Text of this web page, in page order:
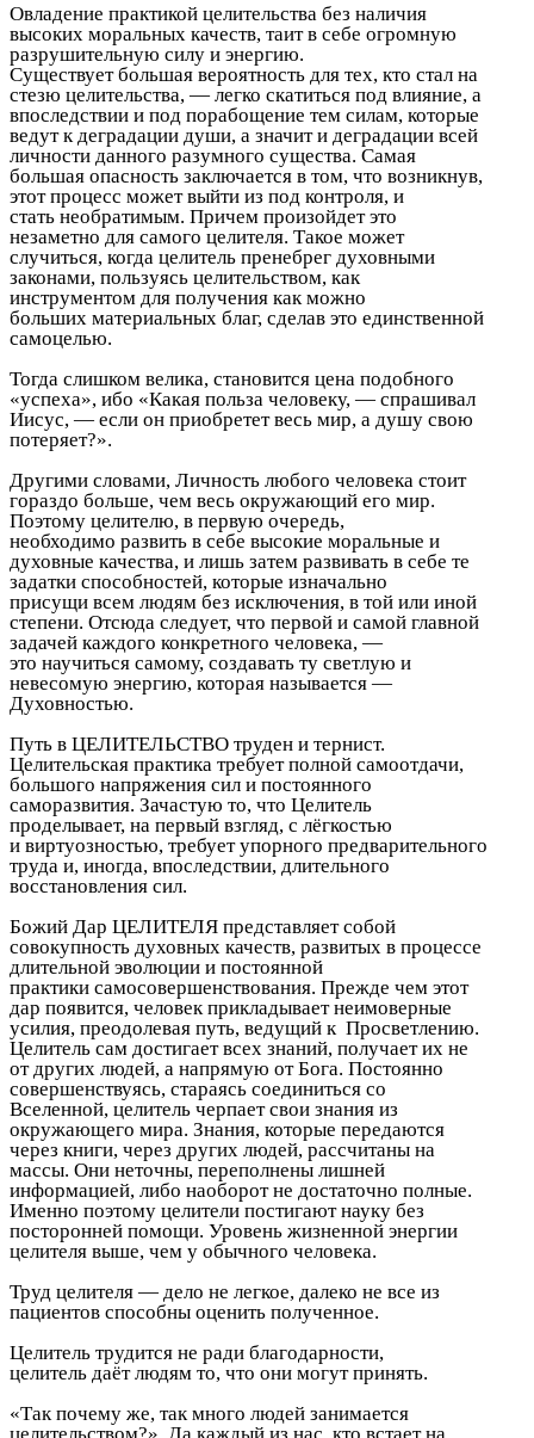
Овладение практикой целительства без наличия
высоких моральных качеств, таит в себе огромную
разрушительную силу и энергию.
Существует большая вероятность для тех, кто стал на
стезю целительства, — легко скатиться под влияние, а
впоследствии и под порабощение тем силам, которые
ведут к деградации души, а значит и деградации всей
личности данного разумного существа. Самая
большая опасность заключается в том, что возникнув,
этот процесс может выйти из под контроля, и
стать необратимым. Причем произойдет это
незаметно для самого целителя. Такое может
случиться, когда целитель пренебрег духовными
законами, пользуясь целительством, как
инструментом для получения как можно
больших материальных благ, сделав это единственной
самоцелью.
Тогда слишком велика, становится цена подобного
«успеха», ибо «Какая польза человеку, — спрашивал
Иисус, — если он приобретет весь мир, а душу свою
потеряет?».
Другими словами, Личность любого человека стоит
гораздо больше, чем весь окружающий его мир.
Поэтому целителю, в первую очередь,
необходимо развить в себе высокие моральные и
духовные качества, и лишь затем развивать в себе те
задатки способностей, которые изначально
присущи всем людям без исключения, в той или иной
степени. Отсюда следует, что первой и самой главной
задачей каждого конкретного человека, —
это научиться самому, создавать ту светлую и
невесомую энергию, которая называется —
Духовностью.
Путь в ЦЕЛИТЕЛЬСТВО труден и тернист.
Целительская практика требует полной самоотдачи,
большого напряжения сил и постоянного
саморазвития. Зачастую то, что Целитель
проделывает, на первый взгляд, с лёгкостью
и виртуозностью, требует упорного предварительного
труда и, иногда, впоследствии, длительного
восстановления сил.
Божий Дар ЦЕЛИТЕЛЯ представляет собой
совокупность духовных качеств, развитых в процессе
длительной эволюции и постоянной
практики самосовершенствования. Прежде чем этот
дар появится, человек прикладывает неимоверные
усилия, преодолевая путь, ведущий к Просветлению.
Целитель сам достигает всех знаний, получает их не
от других людей, а напрямую от Бога. Постоянно
совершенствуясь, стараясь соединиться со
Вселенной, целитель черпает свои знания из
окружающего мира. Знания, которые передаются
через книги, через других людей, рассчитаны на
массы. Они неточны, переполнены лишней
информацией, либо наоборот не достаточно полные.
Именно поэтому целители постигают науку без
посторонней помощи. Уровень жизненной энергии
целителя выше, чем у обычного человека.
Труд целителя — дело не легкое, далеко не все из
пациентов способны оценить полученное.
Целитель трудится не ради благодарности,
целитель даёт людям то, что они могут принять.
«Так почему же, так много людей занимается